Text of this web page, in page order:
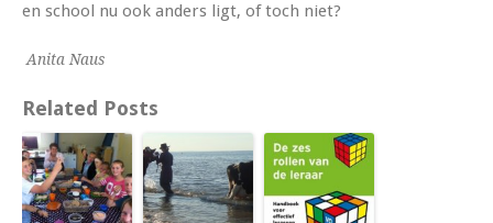
en school nu ook anders ligt, of toch niet?
Anita Naus
Related Posts